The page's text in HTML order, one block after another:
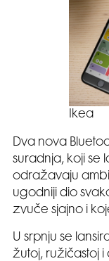
Ikea
Dva nova
suradnja, koji se
odražavaju
ugodniji dio
zvuče sjajno i
U srpnju se
žutoj, ružičastoj i